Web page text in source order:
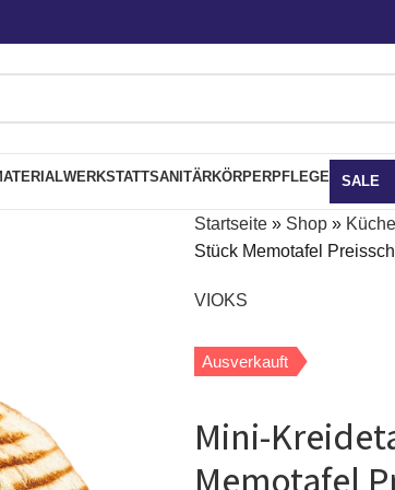
WERKSTATTSANITÄRKÖRPERPFLEGE SALE
Startseite» Shop» Küche
Stück Memotafel
VIOKS
Ausverkauft
Mini-
Memotafel